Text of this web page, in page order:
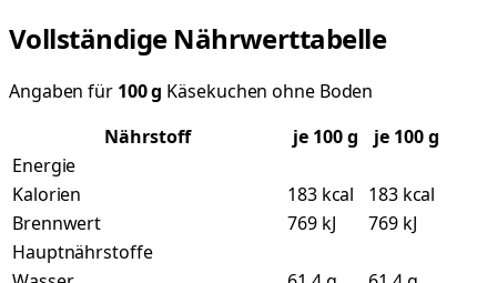
Vollständige Nährwerttabelle
Angaben für 100g Käsekuchen ohne Boden
Nährstoff
je 100g
je 100 g
Energie
Kalorien
183 kcal
183 kcal
Brennwert
769 kJ
769 kJ
Hauptnährstoffe